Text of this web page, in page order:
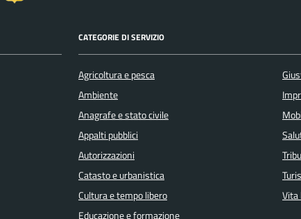
CATEGORIE DI SERVIZIO
Agricoltura e pesca
Ambiente
Anagrafe e stato civile
Appalti pubblici
Autorizzazioni
Catasto e urbanistica
Cultura e tempo libero
Educazione e formazione